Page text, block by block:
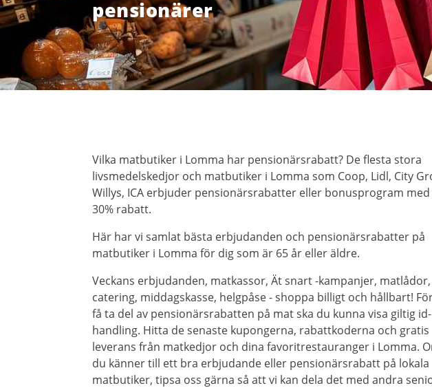
pensionärer
Vilka matbutiker i Lomma har pensionärsrabatt? De flesta stora
livsmedelskedjor och matbutiker i Lomma som Coop, Lidl, City
Willys, ICA erbjuder pensionärsrabatter eller bonusprogram med
30% rabatt.
Här har vi samlat bästa erbjudanden och pensionärsrabatter på
matbutiker i Lomma för dig som är 65 år eller äldre.
Veckans erbjudanden, matkassor, Ät snart -kampanjer, matlådor,
catering, middagskasse, helgpåse - shoppa billigt och hållbart!
få ta del av pensionärsrabatten på mat ska du kunna visa giltig id-
handling. Hitta de senaste kupongerna, rabattkoderna och gratis
leverans från matkedjor och dina favoritrestauranger i Lomma.
du känner till ett bra erbjudande eller pensionärsrabatt på lokala
matbutiker, tipsa oss gärna så att vi kan dela det med andra